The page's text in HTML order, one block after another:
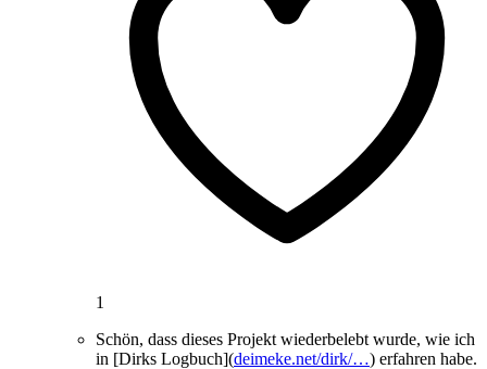
1
Schön, dass dieses Projekt wiederbelebt wurde, wie ich
in [Dirks Logbuch](deimeke.net/dirk/…) erfahren habe.